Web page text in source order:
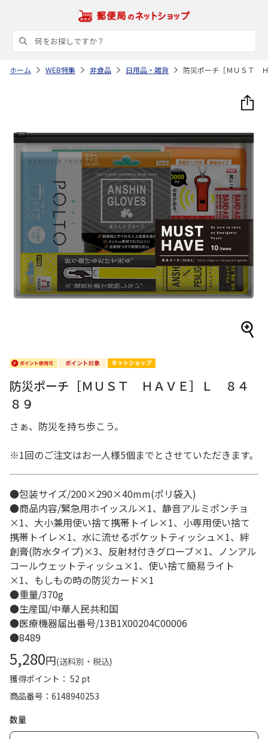
ホーム WEB特集 非食品 日用品・雑貨 防災ポーチ［ＭＵＳＴ
防災ポーチ［ＭＵＳＴ ＨＡＶＥ］Ｌ ８４
８９
さぁ、防災を持ち歩こう。
※1回のご注文はお一人様5個までとさせていただきます。
●包装サイズ/200×290×40mm(ポリ袋入)
●商品内容/緊急用ホイッスル×1、静音アルミポンチョ
×1、大小兼用使い捨て携帯トイレ×1、小専用使い捨て
携帯トイレ×1、水に流せるポケットティッシュ×1、絆
創膏(防水タイプ)×3、反射材付きグローブ×1、ノンアル
コールウェットティッシュ×1、使い捨て簡易ライト
×1、もしもの時の防災カード×1
●重量/370g
●生産国/中華人民共和国
●医療機器届出番号/13B1X00204C00006
●8489
5,280円(送料別・税込)
獲得ポイント： 52 pt
商品番号
6148940253
数量